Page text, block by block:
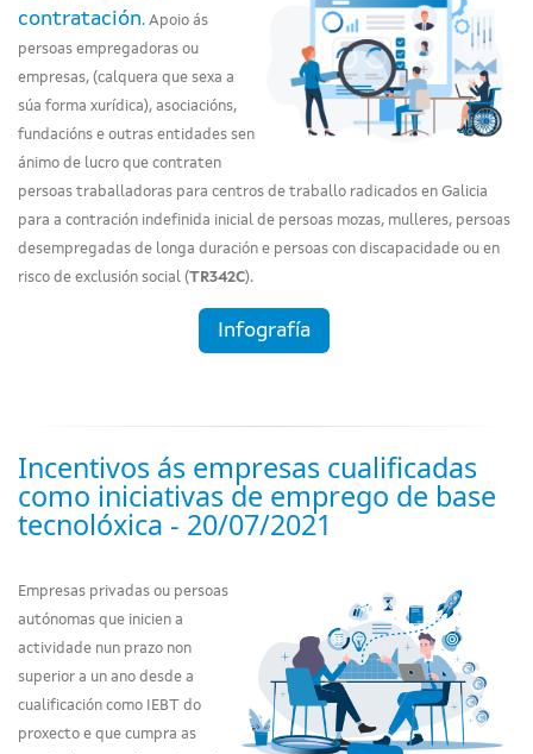
contratación. Apoio ás
persoas empregadoras ou
empresas, (calquera que sexa a
súa forma xurídica), asociacións,
fundacións e outras entidades sen
ánimo de lucro que contraten
persoas traballadoras para centros de traballo radicados en Galicia
para a contración indefinida inicial de persoas mozas, mulleres, persoas
desempregadas de longa duración e persoas con discapacidade ou en
risco de exclusión social (TR342C).
Infografía
Incentivos ás empresas cualificadas
como iniciativas de emprego de base
tecnolóxica - 20/07/2021
Empresas privadas ou persoas
autónomas que inicien a
actividade nun prazo non
superior a un ano desde a
cualificación como IEBT do
proxecto e que cumpra as